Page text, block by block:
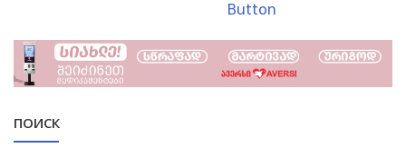
Button
ПОИСК